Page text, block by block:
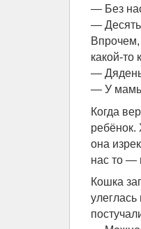
— Без
— Десять
Впрочем,
какой-то
—
— У мамы
Когда
ребёнок.
она
нас то —
Кошка